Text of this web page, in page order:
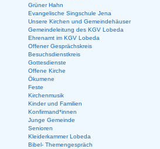
Grüner Hahn
Evangelische Singschule Jena
Unsere Kirchen und Gemeindehäuser
Gemeindeleitung des KGV Lobeda
Ehrenamt im KGV Lobeda
Offener Gesprächskreis
Besuchsdienstkreis
Gottesdienste
Offene Kirche
Ökumene
Feste
Kirchenmusik
Kinder und Familien
Konfirmand*innen
Junge Gemeinde
Senioren
Kleiderkammer Lobeda
Bibel- Themengespräch